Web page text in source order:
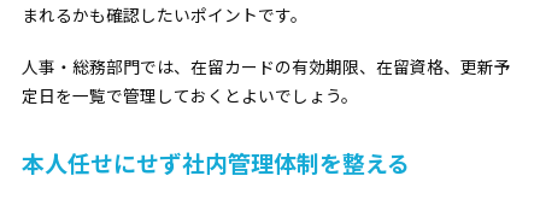
まれるかも確認したいポイントです。
人事・総務部門では、在留カードの有効期限、在留資格、更新予
定日を一覧で管理しておくとよいでしょう。
本人任せにせず社内管理体制を整える